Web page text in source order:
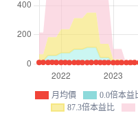
月均價 0.0倍本益
87.3倍本益比